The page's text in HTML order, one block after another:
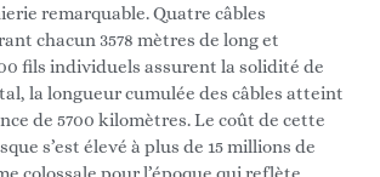
remarquable. Quatre câbles
chacun 3578 mètres de long et
fils individuels assurent la solidité de
la longueur cumulée des câbles atteint
de 5700 kilomètres. Le coût de cette
s’est élevé à plus de 15 millions de